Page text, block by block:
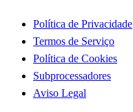
Política de Privacidade
Termos de Serviço
Política de Cookies
Subprocessadores
Aviso Legal